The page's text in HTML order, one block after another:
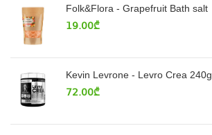
Folk&Flora - Grapefruit Bath salt
19.00₾
Kevin Levrone - Levro Crea 240g
72.00₾